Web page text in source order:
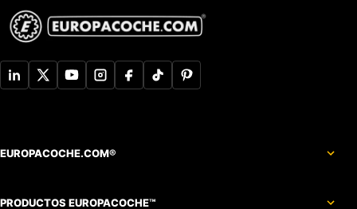
EUROPACOCHE.COM®
PRODUCTOS EUROPACOCHE™